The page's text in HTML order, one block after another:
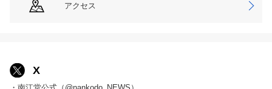
アクセス
X